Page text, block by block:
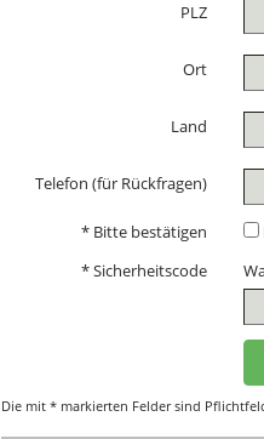
PLZ
Ort
Land
Telefon (für Rückfragen)
* Bitte bestätigen
* Sicherheitscode
Die mit * markierten Felder sind